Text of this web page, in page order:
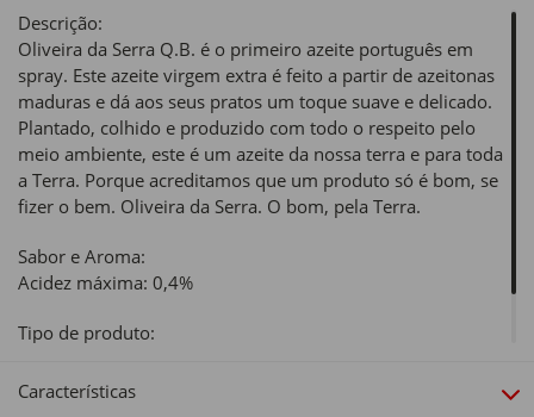
Descrição:
Oliveira da Serra Q.B. é o primeiro azeite português em
spray. Este azeite virgem extra é feito a partir de azeitonas
maduras e dá aos seus pratos um toque suave e delicado.
Plantado, colhido e produzido com todo o respeito pelo
meio ambiente, este é um azeite da nossa terra e para toda
a Terra. Porque acreditamos que um produto só é bom, se
fizer o bem. Oliveira da Serra. O bom, pela Terra.
Sabor e Aroma:
Acidez máxima: 0,4%
Tipo de produto:
Características